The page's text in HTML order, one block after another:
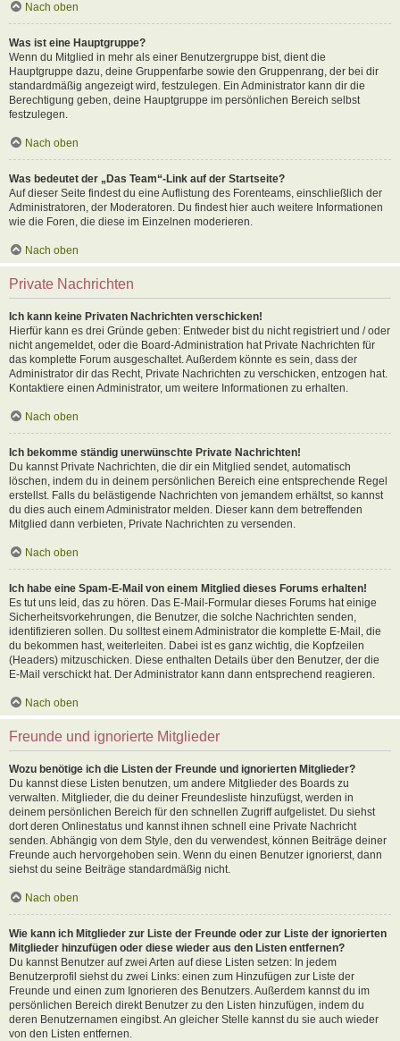
Nach oben
Was ist eine Hauptgruppe?
Wenn du Mitglied in mehr als einer Benutzergruppe bist, dient die
Hauptgruppe dazu, deine Gruppenfarbe sowie den Gruppenrang, der bei dir
standardmäßig angezeigt wird, festzulegen. Ein Administrator kann dir die
Berechtigung geben, deine Hauptgruppe im persönlichen Bereich selbst
festzulegen.
Nach oben
Was bedeutet der „Das Team“-Link auf der Startseite?
Auf dieser Seite findest du eine Auflistung des Forenteams, einschließlich der
Administratoren, der Moderatoren. Du findest hier auch weitere Informationen
wie die Foren, die diese im Einzelnen moderieren.
Nach oben
Private Nachrichten
Ich kann keine Privaten Nachrichten verschicken!
Hierfür kann es drei Gründe geben: Entweder bist du nicht registriert und / oder
nicht angemeldet, oder die Board-Administration hat Private Nachrichten für
das komplette Forum ausgeschaltet. Außerdem könnte es sein, dass der
Administrator dir das Recht, Private Nachrichten zu verschicken, entzogen hat.
Kontaktiere einen Administrator, um weitere Informationen zu erhalten.
Nach oben
Ich bekomme ständig unerwünschte Private Nachrichten!
Du kannst Private Nachrichten, die dir ein Mitglied sendet, automatisch
löschen, indem du in deinem persönlichen Bereich eine entsprechende Regel
erstellst. Falls du belästigende Nachrichten von jemandem erhältst, so kannst
du dies auch einem Administrator melden. Dieser kann dem betreffenden
Mitglied dann verbieten, Private Nachrichten zu versenden.
Nach oben
Ich habe eine Spam-E-Mail von einem Mitglied dieses Forums erhalten!
Es tut uns leid, das zu hören. Das E-Mail-Formular dieses Forums hat einige
Sicherheitsvorkehrungen, die Benutzer, die solche Nachrichten senden,
identifizieren sollen. Du solltest einem Administrator die komplette E-Mail, die
du bekommen hast, weiterleiten. Dabei ist es ganz wichtig, die Kopfzeilen
(Headers) mitzuschicken. Diese enthalten Details über den Benutzer, der die
E-Mail verschickt hat. Der Administrator kann dann entsprechend reagieren.
Nach oben
Freunde und ignorierte Mitglieder
Wozu benötige ich die Listen der Freunde und ignorierten Mitglieder?
Du kannst diese Listen benutzen, um andere Mitglieder des Boards zu
verwalten. Mitglieder, die du deiner Freundesliste hinzufügst, werden in
deinem persönlichen Bereich für den schnellen Zugriff aufgelistet. Du siehst
dort deren Onlinestatus und kannst ihnen schnell eine Private Nachricht
senden. Abhängig von dem Style, den du verwendest, können Beiträge deiner
Freunde auch hervorgehoben sein. Wenn du einen Benutzer ignorierst, dann
siehst du seine Beiträge standardmäßig nicht.
Nach oben
Wie kann ich Mitglieder zur Liste der Freunde oder zur Liste der ignorierten
Mitglieder hinzufügen oder diese wieder aus den Listen entfernen?
Du kannst Benutzer auf zwei Arten auf diese Listen setzen: In jedem
Benutzerprofil siehst du zwei Links: einen zum Hinzufügen zur Liste der
Freunde und einen zum Ignorieren des Benutzers. Außerdem kannst du im
persönlichen Bereich direkt Benutzer zu den Listen hinzufügen, indem du
deren Benutzernamen eingibst. An gleicher Stelle kannst du sie auch wieder
von den Listen entfernen.